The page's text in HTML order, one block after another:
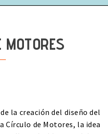
MOTORES
la creación del diseño del
Círculo de Motores, la idea